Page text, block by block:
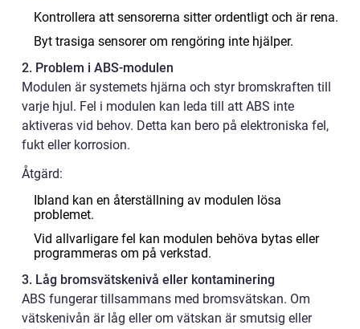
Kontrollera att sensorerna sitter ordentligt och är rena.
Byt trasiga sensorer om rengöring inte hjälper.
2. Problem i ABS-modulen
Modulen är systemets hjärna och styr bromskraften till
varje hjul. Fel i modulen kan leda till att ABS inte
aktiveras vid behov. Detta kan bero på elektroniska fel,
fukt eller korrosion.
Åtgärd:
Ibland kan en återställning av modulen lösa
problemet.
Vid allvarligare fel kan modulen behöva bytas eller
programmeras om på verkstad.
3. Låg bromsvätskenivå eller kontaminering
ABS fungerar tillsammans med bromsvätskan. Om
vätskenivån är låg eller om vätskan är smutsig eller